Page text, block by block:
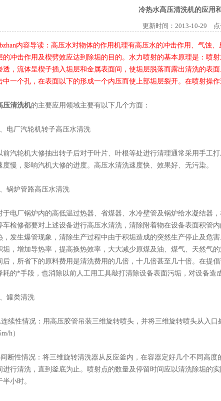
冷热水高压清洗机的应用
更新时间：2013-10-29 点
内容导读：高压水对物体的作用机理有高压水的冲击作用、气蚀
的冲击作用及楔劈效应达到除垢的目的。水力喷射的基本原理是：喷
透，流体呈楔子插入垢层和金属表面间，使垢层脱落而露出清洗的表
中一个孔，在表面以下的形成一个内压而使上部垢层裂开。在喷射操
压清洗机的主要应用领域主要有以下几个方面：
厂汽轮机转子高压水清洗
轮机大修抽出转子后对于叶片、叶根等处进行清理通常采用手工打
度慢，影响汽机大修的进度。高压水清洗速度快、效果好、无污染。
炉管路高压水清洗
厂锅炉内的高低温过热器、省煤器、水冷壁管及锅炉给水凝结器，
车检修都要对上述设备进行高压水清洗，清除附着物在设备表面积管
，发生爆管现象，清除生产过程中由于积垢造成的突然生产停止及危
垢，增加导热率，提高换热效率，大大减少原煤及油、煤气、天然气
后，所省下的原料费用是清洗费用的几倍，十几倍甚至几十倍。在提
耗的*手段，也消除以前人工用工具敲打清除设备表面污垢，对设备造
类清洗
性情况：用高压胶管吊装三维旋转喷头，并将三维旋转喷头从入口
h）
性情况：将三维旋转清洗器从反应釜内，在容器定好几个不同高度
进行清洗，直到釜底为止。喷射点的数量及停留时间应以清洗除垢的
小时。